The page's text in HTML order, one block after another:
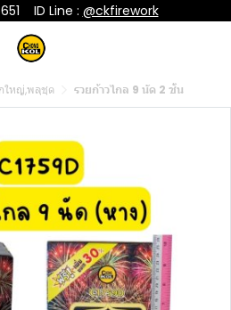
ID Line : @ckfirework
ใหญ่,พลุชุด รวยก้าวไกล 9 นัด 2 ชั้น